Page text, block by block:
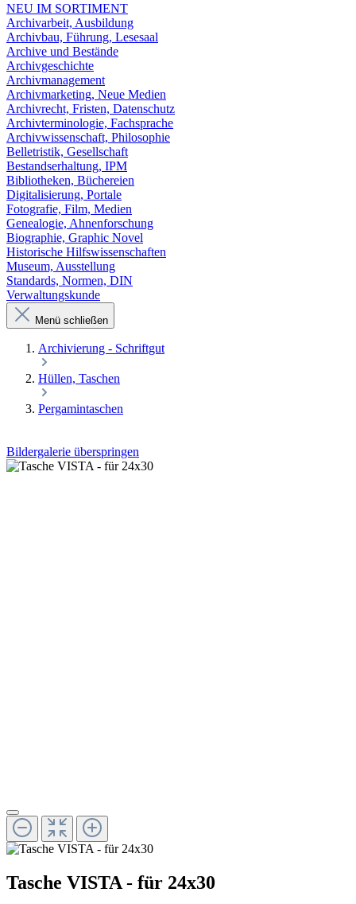
NEU IM SORTIMENT
Archivarbeit, Ausbildung
Archivbau, Führung, Lesesaal
Archive und Bestände
Archivgeschichte
Archivmanagement
Archivmarketing, Neue Medien
Archivrecht, Fristen, Datenschutz
Archivterminologie, Fachsprache
Archivwissenschaft, Philosophie
Belletristik, Gesellschaft
Bestandserhaltung, IPM
Bibliotheken, Büchereien
Digitalisierung, Portale
Fotografie, Film, Medien
Genealogie, Ahnenforschung
Biographie, Graphic Novel
Historische Hilfswissenschaften
Museum, Ausstellung
Standards, Normen, DIN
Verwaltungskunde
Menü schließen
Archivierung - Schriftgut
Hüllen, Taschen
Pergamintaschen
Bildergalerie überspringen
Tasche VISTA - für 24x30